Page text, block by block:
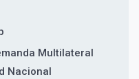
Multilateral
Nacional